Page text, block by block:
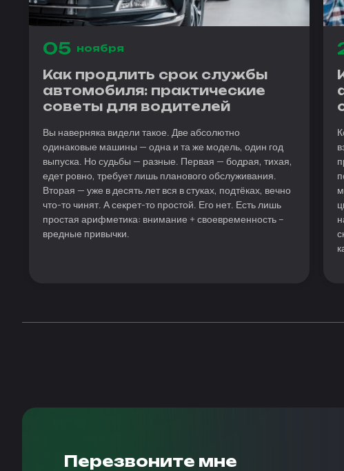
05 ноября
Как продлить срок службы
автомобиля: практические
советы для водителей
Вы наверняка видели такое. Две абсолютно
одинаковые машины — одна и та же модель, один год
выпуска. Но судьбы — разные. Первая — бодрая, тихая,
едет ровно, требует лишь планового обслуживания.
Вторая — уже в десять лет вся в стуках, подтёках, вечно
что-то чинят. А секрет-то простой. Его нет. Есть лишь
простая арифметика: внимание + своевременность –
вредные привычки.
Перезвоните мне